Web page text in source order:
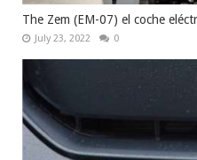
The Zem (EM-07) el coche
July 23, 2022 0